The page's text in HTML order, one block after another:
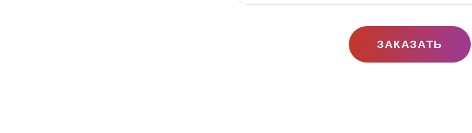
ЗАКАЗАТЬ